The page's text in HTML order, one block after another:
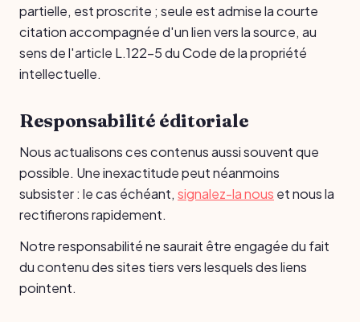
partielle, est proscrite ; seule est admise la courte
citation accompagnée d'un lien vers la source, au
sens de l'article L.122-5 du Code de la propriété
intellectuelle.
Responsabilité éditoriale
Nous actualisons ces contenus aussi souvent que
possible. Une inexactitude peut néanmoins
subsister : le cas échéant, signalez-la nous et nous la
rectifierons rapidement.
Notre responsabilité ne saurait être engagée du fait
du contenu des sites tiers vers lesquels des liens
pointent.